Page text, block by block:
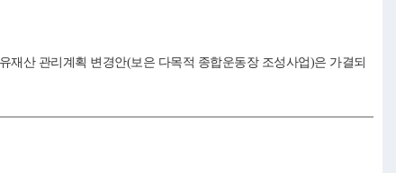
재산 관리계획 변경안(보은 다목적 종합운동장 조성사업)은 가결되